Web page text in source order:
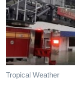
การ
ค้นหา
ไลฟ์สไตล์
ตรวจสอบข่าว
เรียนรู้ภาษาอังกฤษ
พอดคาสต์
Tropical Weather